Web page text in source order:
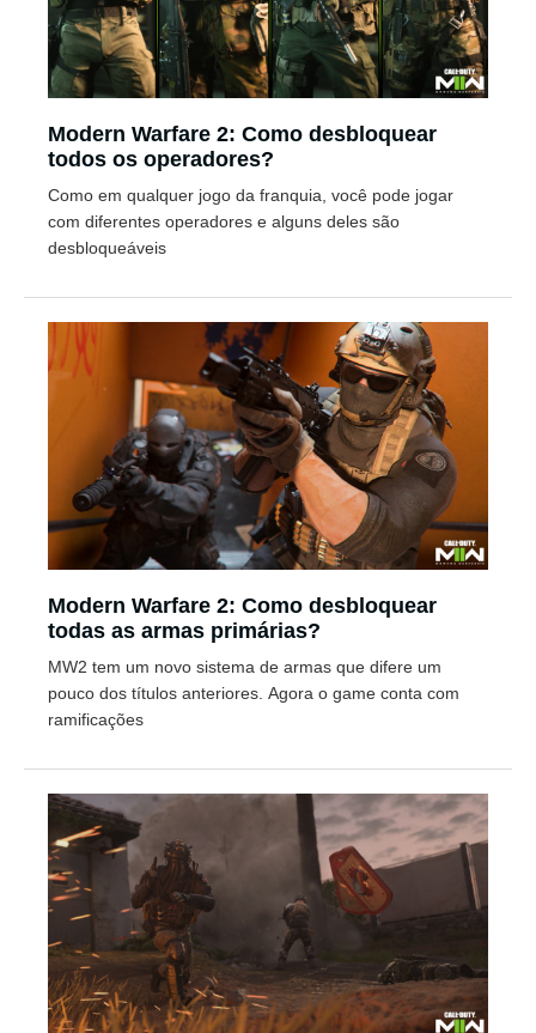
Modern Warfare 2: Como desbloquear
todos os operadores?
Como em qualquer jogo da franquia, você pode jogar
com diferentes operadores e alguns deles são
desbloqueáveis
Modern Warfare 2: Como desbloquear
todas as armas primárias?
MW2 tem um novo sistema de armas que difere um
pouco dos títulos anteriores. Agora o game conta com
ramificações